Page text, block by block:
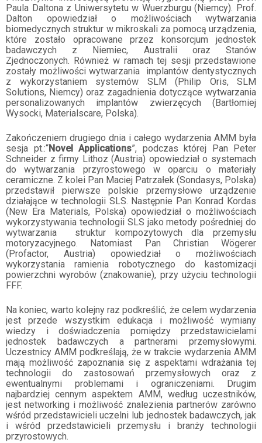
Paula Daltona z Uniwersytetu w Wuerzburgu (Niemcy). Prof.
Dalton opowiedział o możliwościach wytwarzania
biomedycznych struktur w mikroskali za pomocą urządzenia,
które zostało opracowane przez konsorcjum jednostek
badawczych z Niemiec, Australii oraz Stanów
Zjednoczonych. Również w ramach tej sesji przedstawione
zostały możliwości wytwarzania implantów dentystycznych
z wykorzystaniem systemów SLM (Philip Oris, SLM
Solutions, Niemcy) oraz zagadnienia dotyczące wytwarzania
personalizowanych implantów zwierzęcych (Bartłomiej
Wysocki, Materialscare, Polska).
Zakończeniem drugiego dnia i całego wydarzenia AMM była
sesja pt.:“Novel Applications”, podczas której Pan Peter
Schneider z firmy Lithoz (Austria) opowiedział o systemach
do wytwarzania przyrostowego w oparciu o materiały
ceramiczne. Z kolei Pan Maciej Patrzałek (Sondasys, Polska)
przedstawił pierwsze polskie przemysłowe urządzenie
działające w technologii SLS. Następnie Pan Konrad Kordas
(New Era Materials, Polska) opowiedział o możliwościach
wykorzystywania technologii SLS jako metody pośredniej do
wytwarzania struktur kompozytowych dla przemysłu
motoryzacyjnego. Natomiast Pan Christian Wögerer
(Profactor, Austria) opowiedział o możliwościach
wykorzystania ramienia robotycznego do kastomizacji
powierzchni wyrobów (znakowanie), przy użyciu technologii
FFF.
Na koniec, warto kolejny raz podkreślić, że celem wydarzenia
jest przede wszystkim edukacja i możliwość wymiany
wiedzy i doświadczenia pomiędzy przedstawicielami
jednostek badawczych a partnerami przemysłowymi.
Uczestnicy AMM podkreślają, że w trakcie wydarzenia AMM
mają możliwość zapoznania się z aspektami wdrażania tej
technologii do zastosowań przemysłowych oraz z
ewentualnymi problemami i ograniczeniami. Drugim
najbardziej cennym aspektem AMM, według uczestników,
jest networking i możliwość znalezienia partnerów zarówno
wśród przedstawicieli uczelni lub jednostek badawczych, jak
i wśród przedstawicieli przemysłu i branży technologii
przyrostowych.